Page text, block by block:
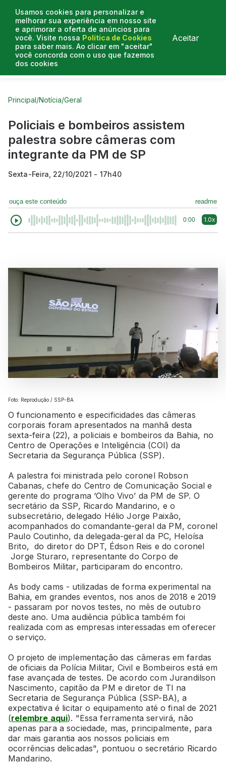
Usamos cookies para personalizar e
melhorar sua experiência em nosso site
e aprimorar a oferta de anúncios para
você. Visite nossa Política de Cookies
para saber mais. Ao clicar em "aceitar"
você concorda com o uso que fazemos
dos cookies
Aceitar
Curtas do Poder
Principal/Notícia/Geral
Policiais e bombeiros assistem
palestra sobre câmeras com
integrante da PM de SP
Sexta-Feira, 22/10/2021 - 17h40
ouça este conteúdo readme
0:00 1.0x
Foto: Reprodução / SSP-BA
O funcionamento e especificidades das câmeras
corporais foram apresentados na manhã desta
sexta-feira (22), a policiais e bombeiros da Bahia, no
Centro de Operações e Inteligência (COI) da
Secretaria da Segurança Pública (SSP).
A palestra foi ministrada pelo coronel Robson
Cabanas, chefe do Centro de Comunicação Social e
gerente do programa ‘Olho Vivo’ da PM de SP. O
secretário da SSP, Ricardo Mandarino, e o
subsecretário, delegado Hélio Jorge Paixão,
acompanhados do comandante-geral da PM, coronel
Paulo Coutinho, da delegada-geral da PC, Heloísa
Brito, do diretor do DPT, Édson Reis e do coronel
Jorge Sturaro, representante do Corpo de
Bombeiros Militar, participaram do encontro.
As body cams - utilizadas de forma experimental na
Bahia, em grandes eventos, nos anos de 2018 e 2019
- passaram por novos testes, no mês de outubro
deste ano. Uma audiência pública também foi
realizada com as empresas interessadas em oferecer
o serviço.
O projeto de implementação das câmeras em fardas
de oficiais da Polícia Militar, Civil e Bombeiros está em
fase avançada de testes. De acordo com Jurandilson
Nascimento, capitão da PM e diretor de TI na
Secretaria de Segurança Pública (SSP-BA), a
expectativa é licitar o equipamento até o final de 2021
(relembre aqui). "Essa ferramenta servirá, não
apenas para a sociedade, mas, principalmente, para
dar mais garantia aos nossos policiais em
ocorrências delicadas", pontuou o secretário Ricardo
Mandarino.